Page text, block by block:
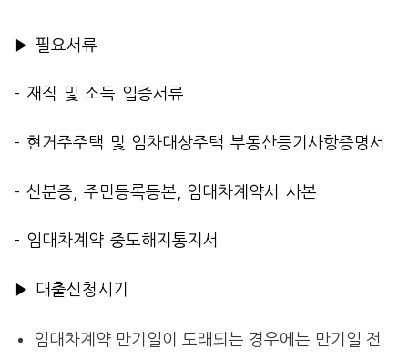
▶ 필요서류
– 재직 및 소득 입증서류
– 현거주주택 및 임차대상주택 부동산등기사항증명서
– 신분증, 주민등록등본, 임대차계약서 사본
– 임대차계약 중도해지통지서
▶ 대출신청시기
임대차계약 만기일이 도래되는 경우에는 만기일 전